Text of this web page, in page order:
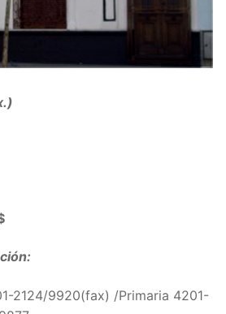
2124/9920(fax) /Primaria 4201-